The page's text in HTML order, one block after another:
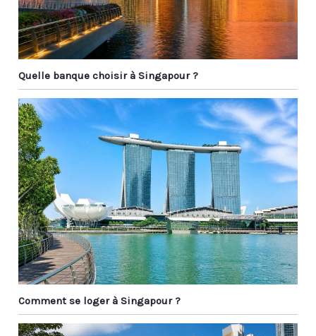
Quelle banque choisir à Singapour ?
Comment se loger à Singapour ?